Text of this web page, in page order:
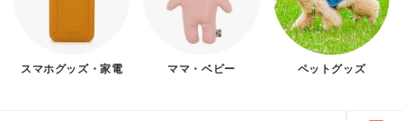
スマホグッズ・家電 ママ・ベビー ペットグッズ